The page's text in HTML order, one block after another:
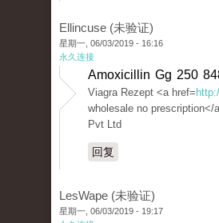
Ellincuse (未验证)
星期一, 06/03/2019 - 16:16
永久连接
Amoxicillin Gg 250
Viagra Rezept <a href=
wholesale no prescription</
Pvt Ltd
回复
LesWape (未验证)
星期一, 06/03/2019 - 19:17